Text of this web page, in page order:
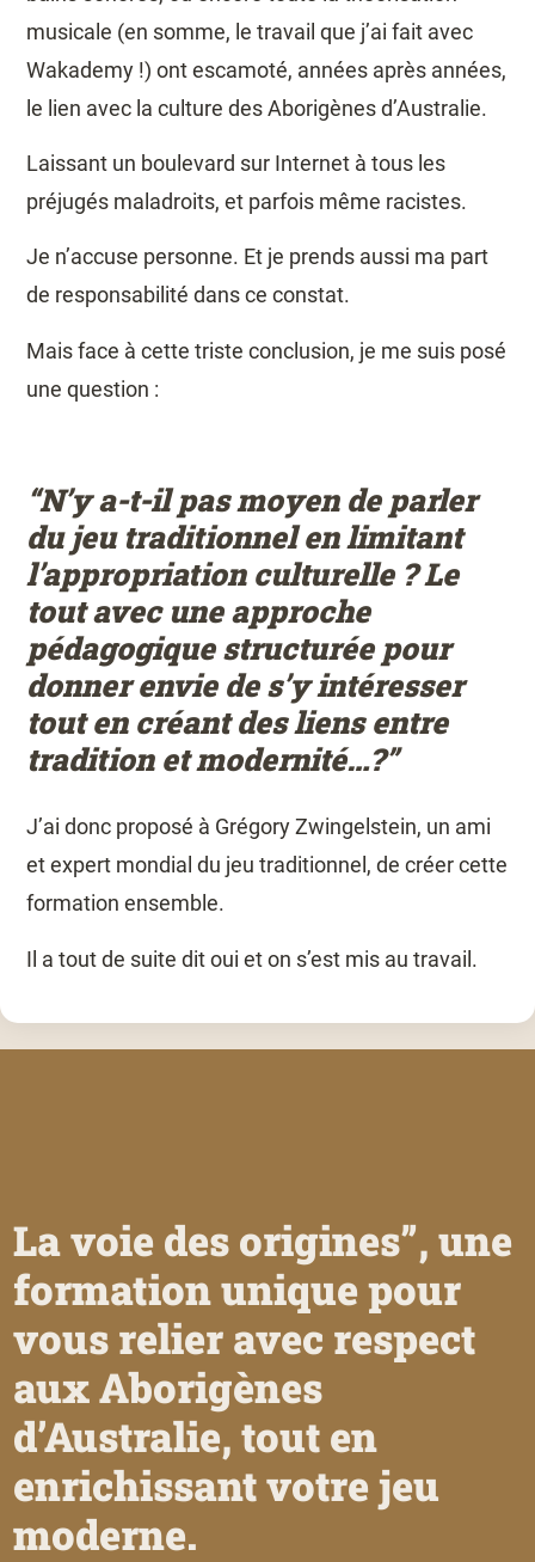
musicale (en somme, le travail que j’ai fait avec
Wakademy !) ont escamoté, années après années,
le lien avec la culture des Aborigènes d’Australie.
Laissant un boulevard sur Internet à tous les
préjugés maladroits, et parfois même racistes.
Je n’accuse personne. Et je prends aussi ma part
de responsabilité dans ce constat.
Mais face à cette triste conclusion, je me suis posé
une question :
“N’y a-t-il pas moyen de parler
du jeu traditionnel en limitant
l’appropriation culturelle ? Le
tout avec une approche
pédagogique structurée pour
donner envie de s’y intéresser
tout en créant des liens entre
tradition et modernité…?”
J’ai donc proposé à Grégory Zwingelstein, un ami
et expert mondial du jeu traditionnel, de créer cette
formation ensemble.
Il a tout de suite dit oui et on s’est mis au travail.
La voie des origines”, une
formation unique pour
vous relier avec respect
aux Aborigènes
d’Australie, tout en
enrichissant votre jeu
moderne.